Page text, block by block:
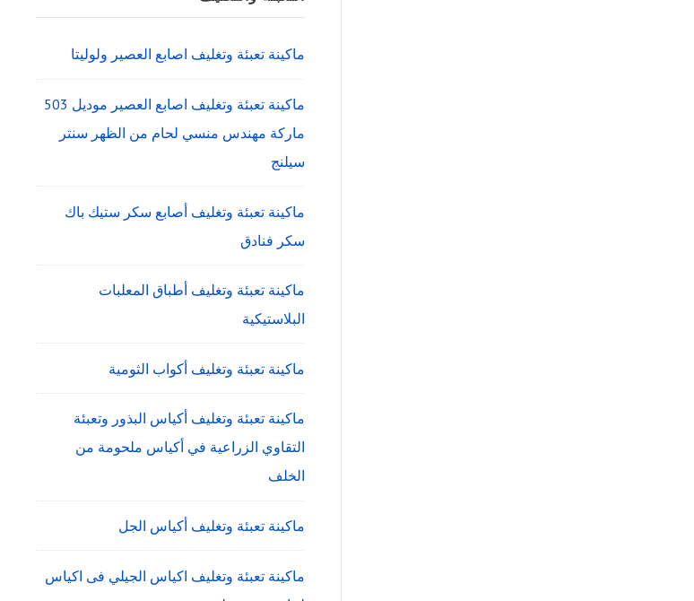
ماكينة تعبئة وتغليف اصابع العصير ولوليتا
ماكينة تعبئة وتغليف اصابع العصير موديل 503
ماركة مهندس منسي لحام من الظهر سنتر
سيلنج
ماكينة تعبئة وتغليف أصابع سكر ستيك باك
سكر فنادق
ماكينة تعبئة وتغليف أطباق المعلبات
البلاستيكية
ماكينة تعبئة وتغليف أكواب الثومية
ماكينة تعبئة وتغليف أكياس البذور وتعبئة
التقاوي الزراعية في أكياس ملحومة من
الخلف
ماكينة تعبئة وتغليف أكياس الجل
ماكينة تعبئة وتغليف اكياس الجيلي فى اكياس